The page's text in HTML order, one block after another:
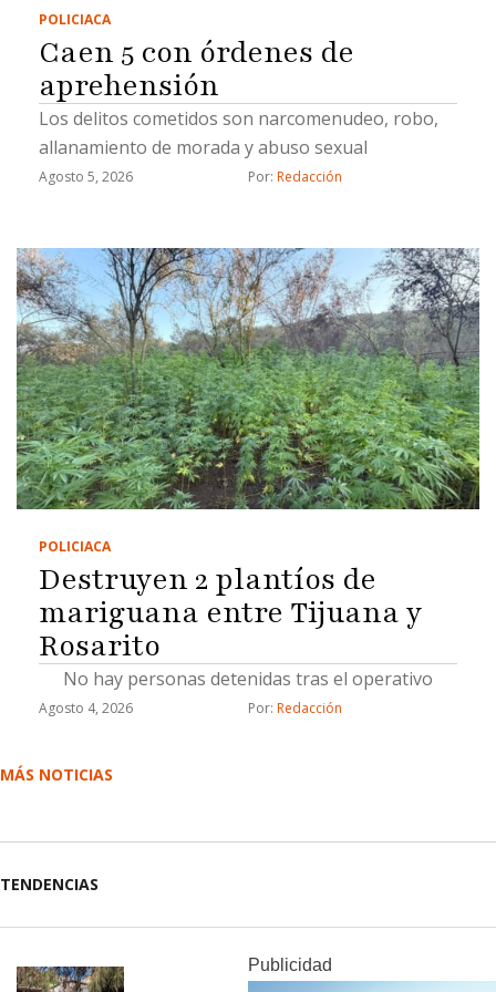
POLICIACA
Caen 5 con órdenes de
aprehensión
Los delitos cometidos son narcomenudeo, robo,
allanamiento de morada y abuso sexual
Agosto 5, 2026 Por: Redacción
POLICIACA
Destruyen 2 plantíos de
mariguana entre Tijuana y
Rosarito
No hay personas detenidas tras el operativo
Agosto 4, 2026 Por: Redacción
MÁS NOTICIAS
TENDENCIAS
Publicidad